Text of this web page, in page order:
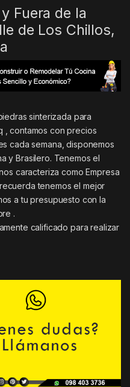
Fuera de la
de Los Chillos,
sinterizada para
, contamos con precios
cada semana, disponemos
y Brasilero. Tenemos el
caracteriza como Empresa
tenemos el mejor
a tu presupuesto con la
.
calificado para realizar